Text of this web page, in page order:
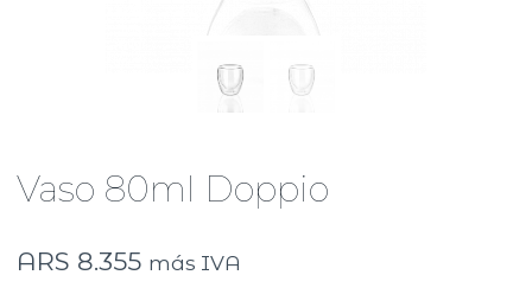
Vaso 80ml Doppio
ARS 8.355 más IVA